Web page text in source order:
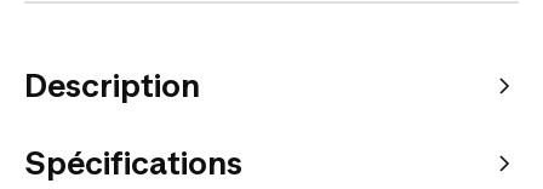
Description
Spécifications